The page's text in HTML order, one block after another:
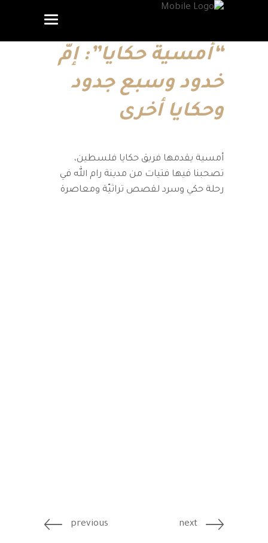
“أمسية حكايا”: إمّ
خدود وسبع جدود
وحكايا أخرى
أمسية يقدمها فريق حكايا فلسطين،
تصحبنا فيها فتيات من مدينة رام الله في
رحلة حكي وسرد لقصص تراثيّة ومعاصرة
previous next